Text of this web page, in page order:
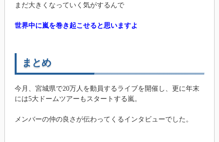
まだ大きくなっていく気がするんで
世界中に嵐を巻き起こせると思いますよ
まとめ
今月、宮城県で20万人を動員するライブを開催し、更に年末
には5大ドームツアーもスタートする嵐。
メンバーの仲の良さが伝わってくるインタビューでした。